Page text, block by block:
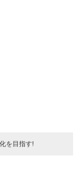
を目指す!